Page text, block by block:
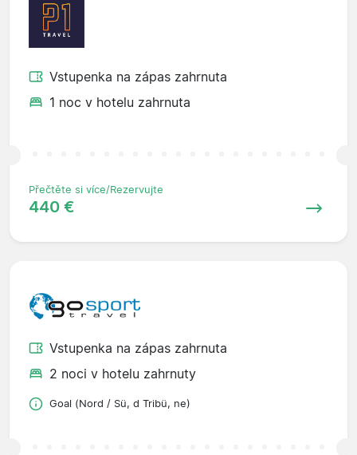
Vstupenka na zápas zahrnuta
1 noc v hotelu zahrnuta
Přečtěte si více/Rezervujte
440 €
Vstupenka na zápas zahrnuta
2 noci v hotelu zahrnuty
Goal (Nord / Sü, d Tribü, ne)